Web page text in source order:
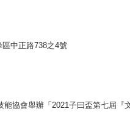
中正路738之4號
協會舉辦「2021子曰盃第七屆『